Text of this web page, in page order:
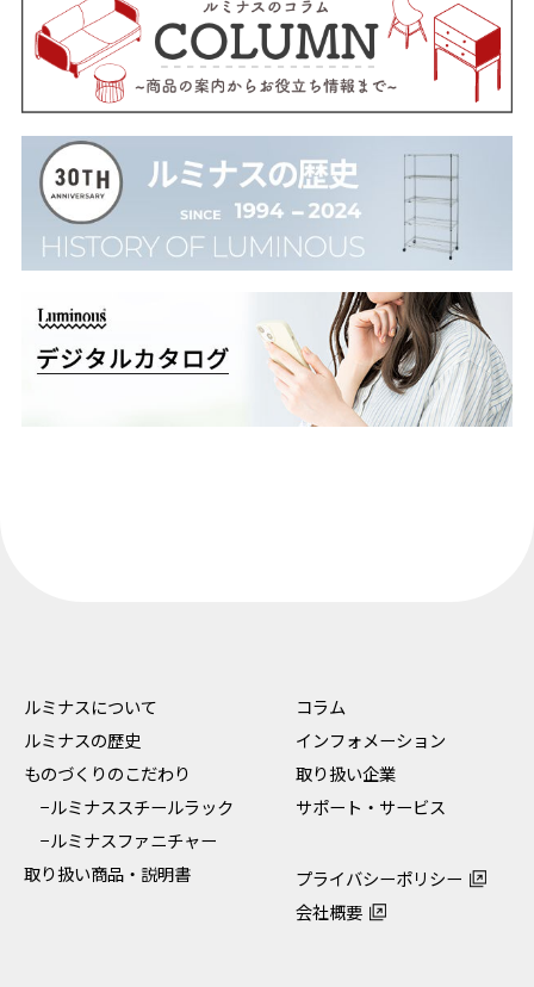
ルミナスについて
ルミナスの歴史
ものづくりのこだわり
−ルミナススチールラック
−ルミナスファニチャー
取り扱い商品・説明書
コラム
インフォメーション
取り扱い企業
サポート・サービス
プライバシーポリシー
会社概要